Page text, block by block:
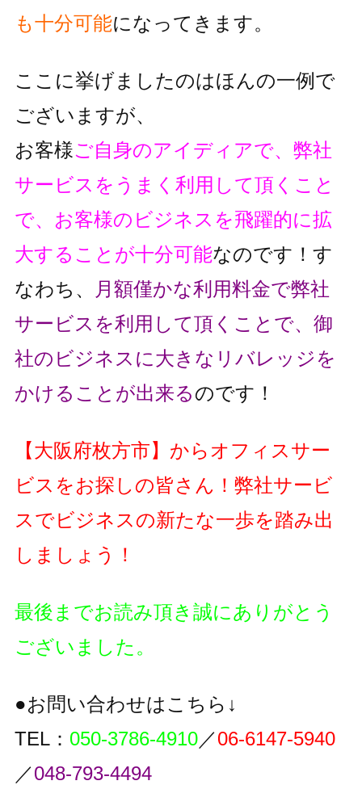
も十分可能になってきます。
ここに挙げましたのはほんの一例で
ございますが、
お客様ご自身のアイディアで、弊社
サービスをうまく利用して頂くこと
で、 お客様のビジネスを飛躍的に拡
大することが十分可能なのです！ す
なわち、
月額僅かな利用料金で弊社
サービスを利用して頂くことで、 御
社のビジネスに大きなリバレッジを
かけることが出来るのです！
【大阪府枚方市】からオフィスサー
ビスをお探しの皆さん！ 弊社サービ
スでビジネスの新たな一歩を踏み出
しましょう！
最後までお読み頂き誠にありがとう
ございました。
●お問い合わせはこちら↓
TEL： 050-3786-4910／06-6147-5940
／048-793-4494